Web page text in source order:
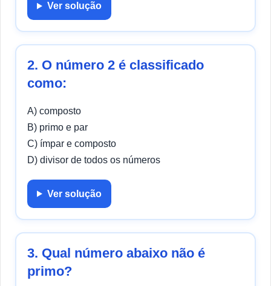
Ver solução
2. O número 2 é classificado
como:
A) composto
B) primo e par
C) ímpar e composto
D) divisor de todos os números
Ver solução
3. Qual número abaixo não é
primo?